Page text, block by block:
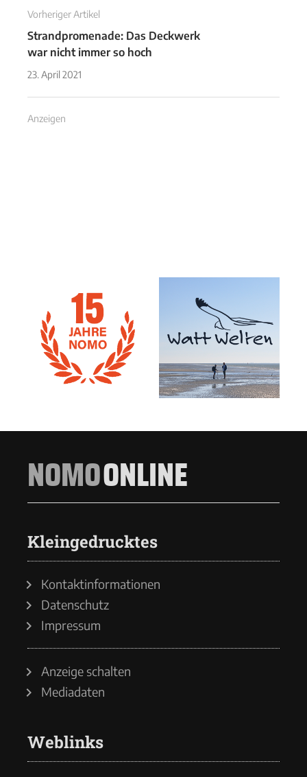
Vorheriger Artikel
Strandpromenade: Das Deckwerk
war nicht immer so hoch
23. April 2021
Anzeigen
NOMOONLINE
Kleingedrucktes
Kontaktinformationen
Datenschutz
Impressum
Anzeige schalten
Mediadaten
Weblinks